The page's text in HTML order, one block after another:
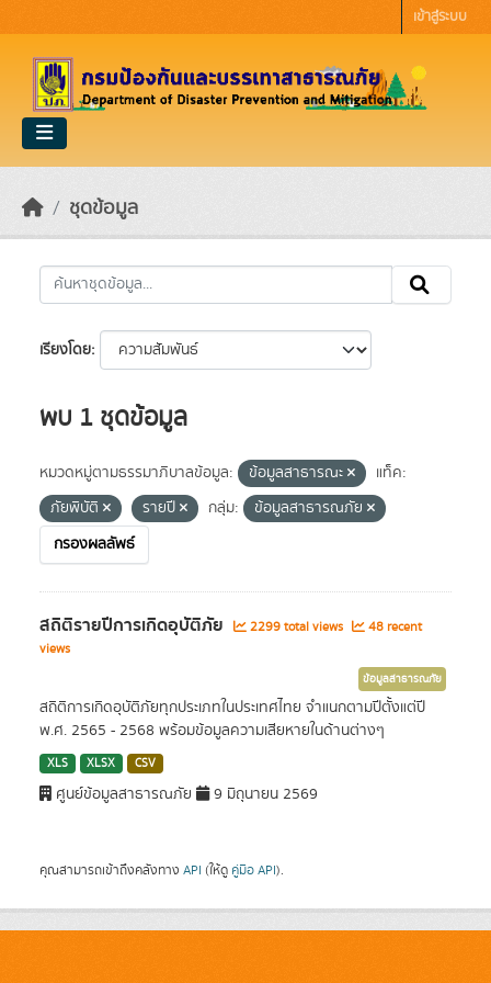
เข้าสู่ระบบ
ชุดข้อมูล
เรียงโดย
พบ 1 ชุดข้อมูล
หมวดหมู่ตามธรรมาภิบาลข้อมูล: ข้อมูลสาธารณะ
แท็ค:
ภัยพิบัติ
รายปี กลุ่ม:
ข้อมูลสาธารณภัย
กรองผลลัพธ์
สถิติรายปีการเกิดอุบัติภัย 2299 total views
48 recent
views
ข้อมูลสาธารณภัย
สถิติการเกิดอุบัติภัยทุกประเภทในประเทศไทย จำแนกตามปีตั้งแต่ปี
พ.ศ. 2565 - 2568 พร้อมข้อมูลความเสียหายในด้านต่างๆ
XLS XLSX CSV
ศูนย์ข้อมูลสาธารณภัย 9 มิถุนายน 2569
คุณสามารถเข้าถึงคลังทาง API (ให้ดู คู่มือ API).